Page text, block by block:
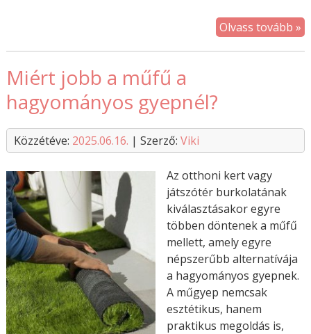
Olvass tovább »
Miért jobb a műfű a
hagyományos gyepnél?
Közzétéve: 2025.06.16. | Szerző: Viki
Az otthoni kert vagy
játszótér burkolatának
kiválasztásakor egyre
többen döntenek a műfű
mellett, amely egyre
népszerűbb alternatívája
a hagyományos gyepnek.
A műgyep nemcsak
esztétikus, hanem
praktikus megoldás is,